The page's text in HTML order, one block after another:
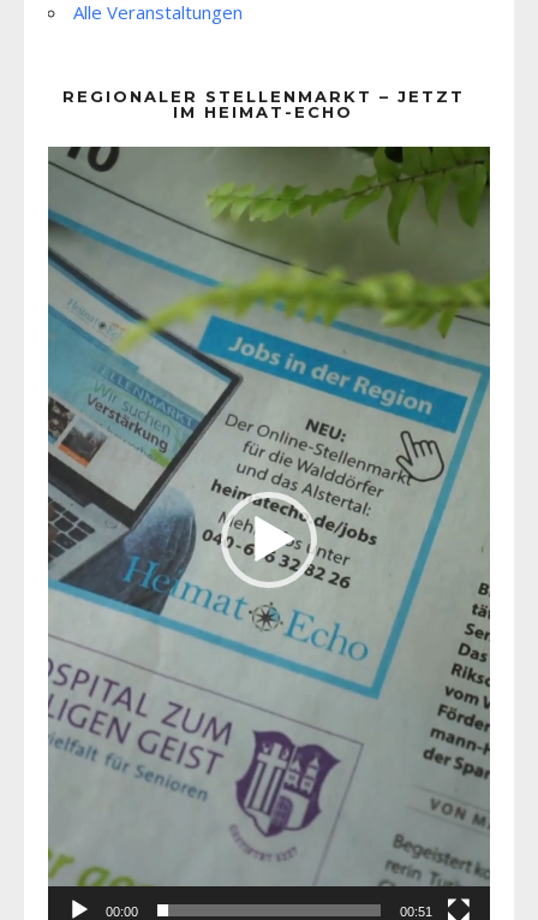
Alle Veranstaltungen
REGIONALER STELLENMARKT – JETZT
IM HEIMAT-ECHO
Player
00:00 00:51